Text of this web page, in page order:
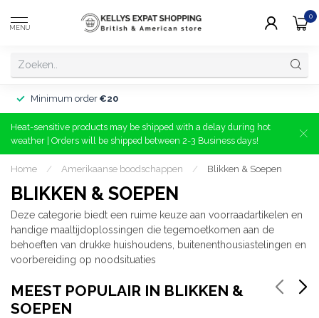
MENU
0
Minimum order €20
Heat-sensitive products may be shipped with a delay during hot
weather | Orders will be shipped between 2-3 Business days!
Home / Amerikaanse boodschappen / Blikken & Soepen
BLIKKEN & SOEPEN
Deze categorie biedt een ruime keuze aan voorraadartikelen en
handige maaltijdoplossingen die tegemoetkomen aan de
behoeften van drukke huishoudens, buitenenthousiastelingen en
voorbereiding op noodsituaties
MEEST POPULAIR IN BLIKKEN &
SOEPEN